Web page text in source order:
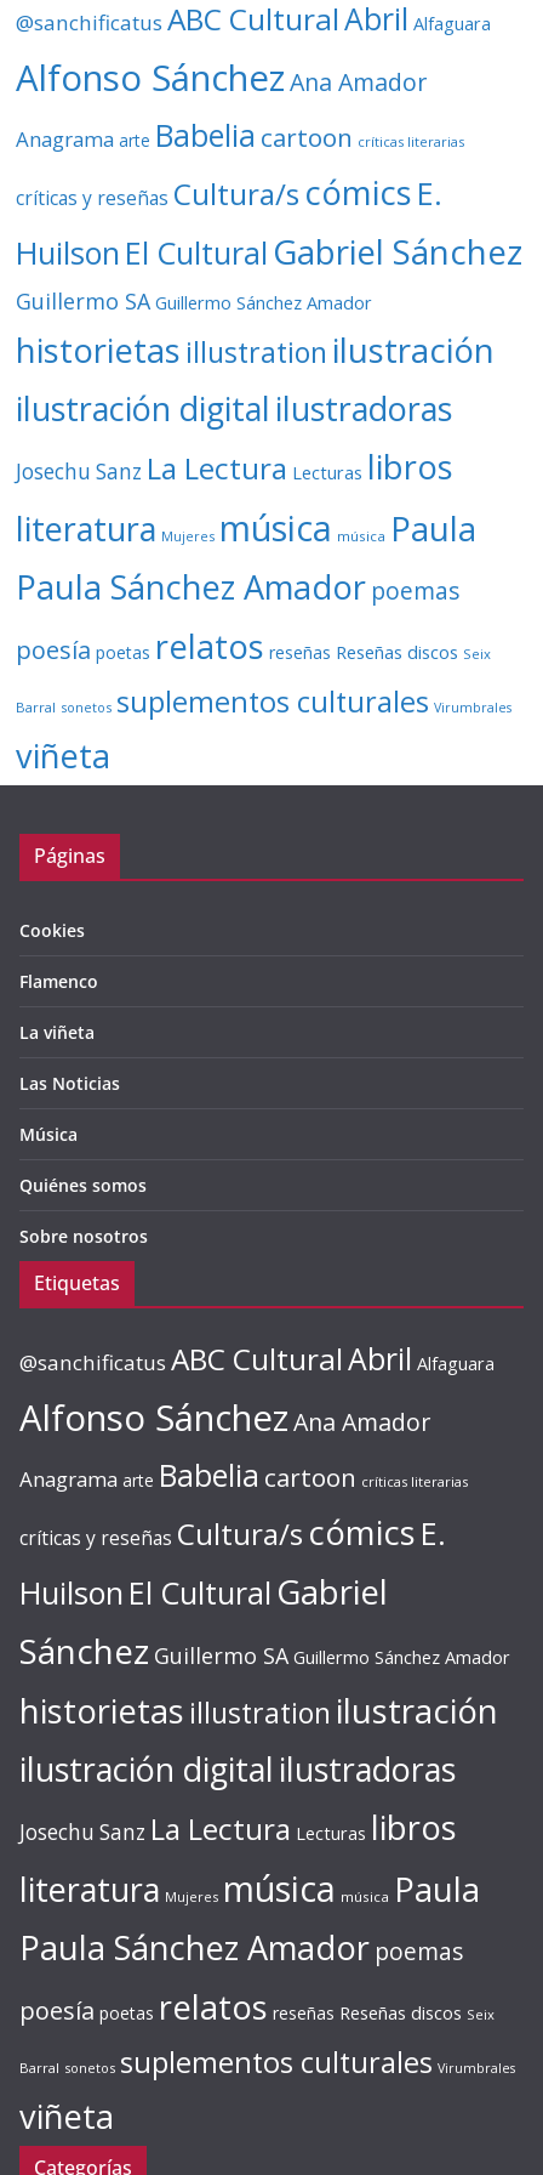
e
@sanchificatus ABC CulturalAbril Alfaguara
Alfonso Sánchez Ana Amador
Anagrama arte Babelia cartoon críticas literarias
críticas y reseñas Cultura/s cómics E.
Huilson El Cultural Gabriel Sánchez
Guillermo SA Guillermo Sánchez Amador
historietas illustration ilustración
ilustración digital ilustradoras
Josechu Sanz La Lectura Lecturas libros
literatura Mujeres música música Paula
Paula Sánchez Amador poemas
poesía poetas relatos reseñas Reseñas discos Seix
Barral sonetos suplementos culturales Virumbrales
viñeta
Páginas
Cookies
Flamenco
La viñeta
Las Noticias
Música
Quiénes somos
Sobre nosotros
Etiquetas
@sanchificatus ABC CulturalAbril Alfaguara
Alfonso SánchezAna Amador
Anagrama arte Babelia cartoon críticas literarias
críticas y reseñas Cultura/s cómics E.
Huilson El Cultural Gabriel
Sánchez Guillermo SA Guillermo Sánchez Amador
historietas illustration ilustración
ilustración digital ilustradoras
Josechu Sanz La Lectura Lecturas libros
literatura Mujeres música música Paula
Paula Sánchez Amador poemas
poesía poetas relatos reseñas Reseñas discos Seix
Barral sonetos suplementos culturales Virumbrales
viñeta
Categorías